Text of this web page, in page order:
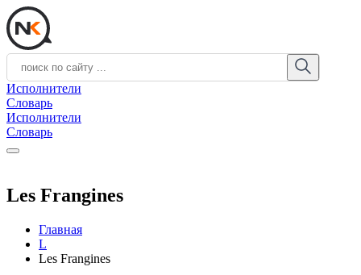
Исполнители
Словарь
Исполнители
Словарь
Les Frangines
Главная
L
Les Frangines